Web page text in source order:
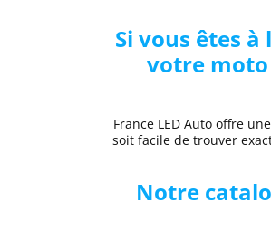
Si vous êtes
votre moto
France LED Auto offre
soit facile de trouver
Notre